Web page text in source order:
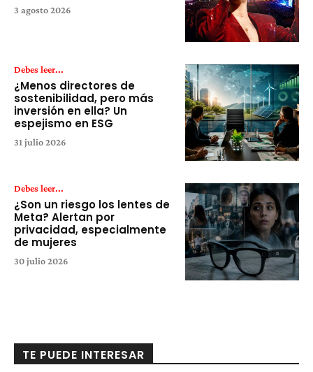
3 agosto 2026
Debes leer...
¿Menos directores de
sostenibilidad, pero más
inversión en ella? Un
espejismo en ESG
31 julio 2026
Debes leer...
¿Son un riesgo los lentes de
Meta? Alertan por
privacidad, especialmente
de mujeres
30 julio 2026
TE PUEDE INTERESAR